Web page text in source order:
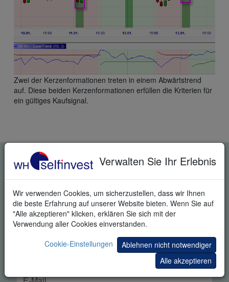
Zwei der Kerzenformationen treten in einem Abwärtstrend
auf. Diese beiden Kerzenformationen erfüllen die Kriterien für
ein gültiges Kaufsignal.
Verwalten Sie Ihr Erlebnis
Wir verwenden Cookies, um sicherzustellen, dass wir Ihnen
die beste Erfahrung auf unserer Website bieten. Wenn Sie auf
"Alle akzeptieren" klicken, erklären Sie sich mit der
Verwendung aller Cookies einverstanden.
Cookie-Einstellungen
Ablehnen nicht notwendiger
Alle akzeptieren
KOSTENLOSE REAL-TIME
TRADING DEMO